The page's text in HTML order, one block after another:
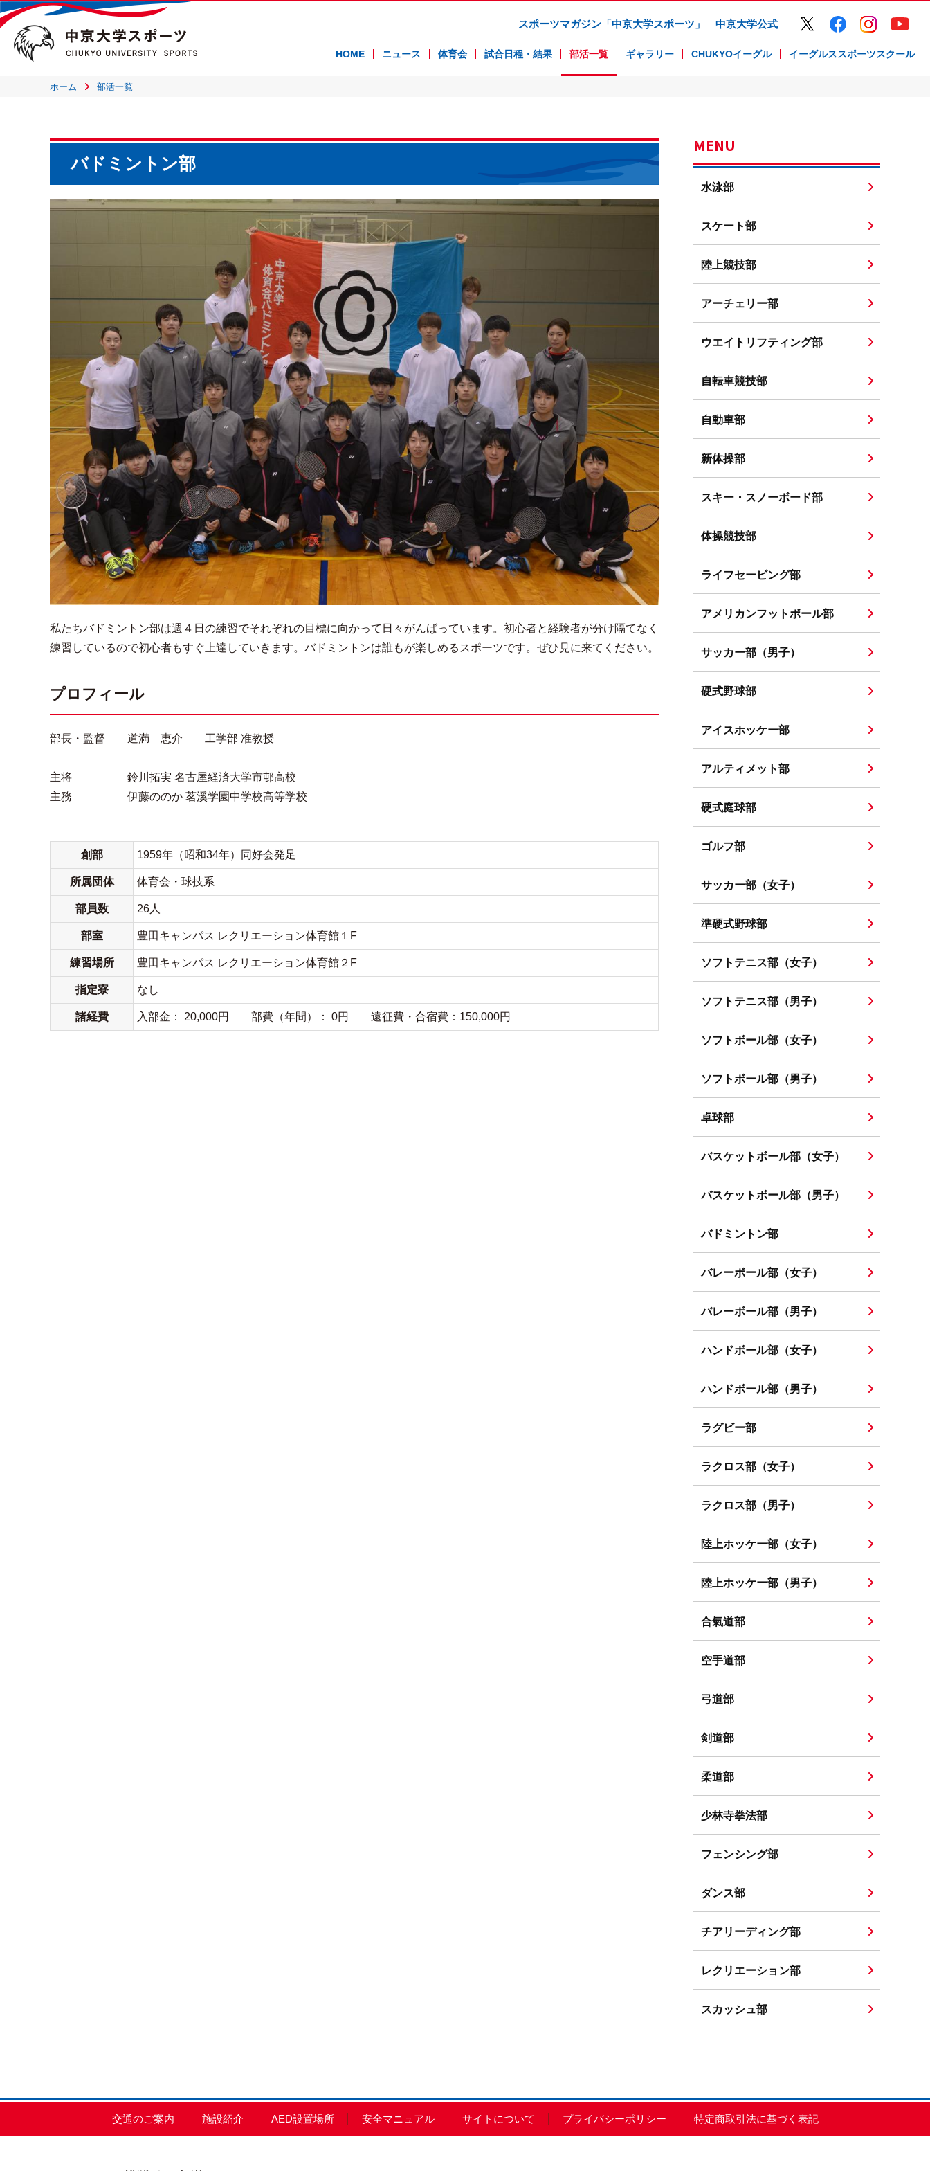
スポーツマガジン「中京大学スポーツ」 中京大学公式
HOME ニュース 体育会 試合日程・結果 部活一覧 ギャラリー CHUKYOイーグル イーグルススポーツスクール
ホーム 部活一覧
バドミントン部
私たちバドミントン部は週４日の練習でそれぞれの目標に向かって日々がんばっています。初心者と経験者が分け隔てなく
練習しているので初心者もすぐ上達していきます。バドミントンは誰もが楽しめるスポーツです。ぜひ見に来てください。
プロフィール
部長・監督 道満 恵介 工学部 准教授
主将 鈴川拓実 名古屋経済大学市邨高校
主務 伊藤ののか 茗溪学園中学校高等学校
創部 1959年（昭和34年）同好会発足
所属団体 体育会・球技系
部員数 26人
部室 豊田キャンパス レクリエーション体育館１F
練習場所 豊田キャンパス レクリエーション体育館２F
指定寮 なし
諸経費 入部金： 20,000円 部費（年間）： 0円 遠征費・合宿費：150,000円
MENU
水泳部
スケート部
陸上競技部
アーチェリー部
ウエイトリフティング部
自転車競技部
自動車部
新体操部
スキー・スノーボード部
体操競技部
ライフセービング部
アメリカンフットボール部
サッカー部（男子）
硬式野球部
アイスホッケー部
アルティメット部
硬式庭球部
ゴルフ部
サッカー部（女子）
準硬式野球部
ソフトテニス部（女子）
ソフトテニス部（男子）
ソフトボール部（女子）
ソフトボール部（男子）
卓球部
バスケットボール部（女子）
バスケットボール部（男子）
バドミントン部
バレーボール部（女子）
バレーボール部（男子）
ハンドボール部（女子）
ハンドボール部（男子）
ラグビー部
ラクロス部（女子）
ラクロス部（男子）
陸上ホッケー部（女子）
陸上ホッケー部（男子）
合氣道部
空手道部
弓道部
剣道部
柔道部
少林寺拳法部
フェンシング部
ダンス部
チアリーディング部
レクリエーション部
スカッシュ部
交通のご案内 施設紹介 AED設置場所 安全マニュアル サイトについて プライバシーポリシー 特定商取引法に基づく表記